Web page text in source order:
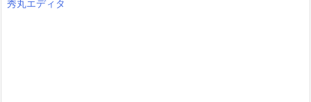
秀丸エディタ